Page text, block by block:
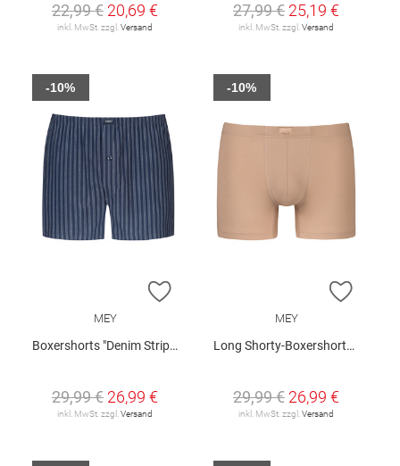
22,99 € 20,69 €
inkl. MwSt. zzgl.Versand
27,99 € 25,19 €
inkl. MwSt. zzgl.Versand
ZUR WUNSCHLISTE HINZUFÜGEN
MEY
Boxershorts "Denim Stripes"
29,99 € 26,99 €
inkl. MwSt. zzgl.Versand
-10%
ZUR
MEY
Long Shorty-Boxershorts "Business Class"
29,99 € 26,99 €
inkl. MwSt. zzgl.Versand
-10%